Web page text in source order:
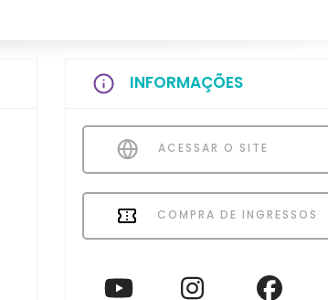
INFORMAÇÕES
ACESSAR O SITE
COMPRA DE INGRESSOS